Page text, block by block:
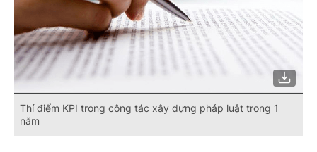
Thí điểm KPI trong công tác xây dựng pháp luật trong 1
năm